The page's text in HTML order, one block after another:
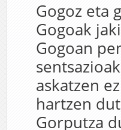
Gogoz eta
Gogoak
Gogoan
askatzen
hartzen
Gorputza